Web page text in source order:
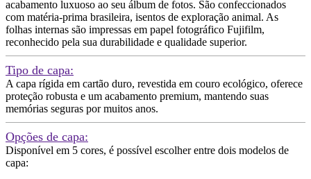
acabamento luxuoso ao seu álbum de fotos. São confeccionados
com matéria-prima brasileira, isentos de exploração animal. As
folhas internas são impressas em papel fotográfico Fujifilm,
reconhecido pela sua durabilidade e qualidade superior.
Tipo de capa:
A capa rígida em cartão duro, revestida em couro ecológico, oferece
proteção robusta e um acabamento premium, mantendo suas
memórias seguras por muitos anos.
Opções de capa:
Disponível em 5 cores, é possível escolher entre dois modelos de
capa: